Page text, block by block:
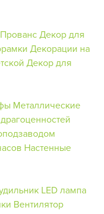
ПровансДекор для
Декорации на
Декор для
Металлические
Настенные
LED лампа
Вентилятор